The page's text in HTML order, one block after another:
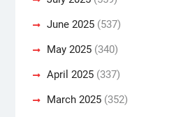
June 2025(537)
May 2025(340)
April 2025(337)
March 2025(352)